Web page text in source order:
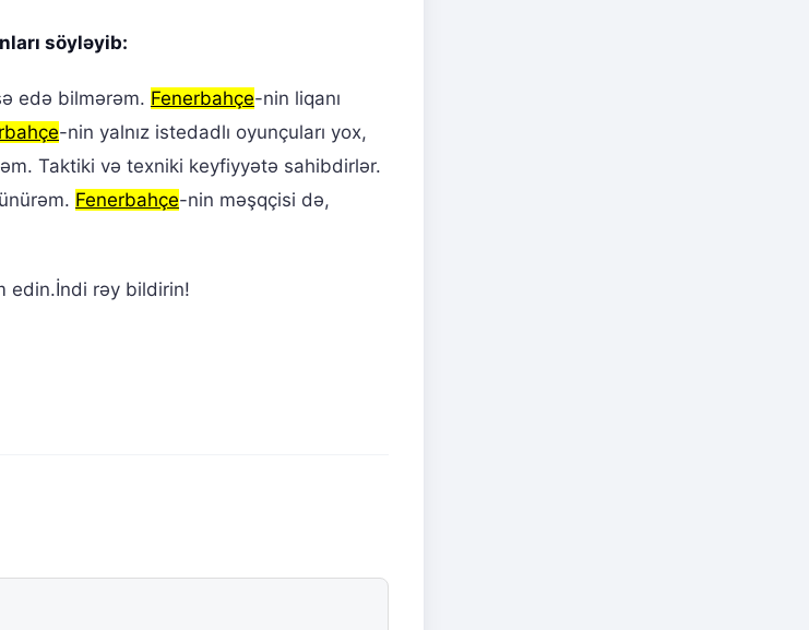
söyləyib:
edə bilmərəm. Fenerbahçe-nin liqanı
-nin yalnız istedadlı oyunçuları yox,
Taktiki və texniki keyfiyyətə sahibdirlər.
Fenerbahçe-nin məşqçisi də,
edin.İndi rəy bildirin!